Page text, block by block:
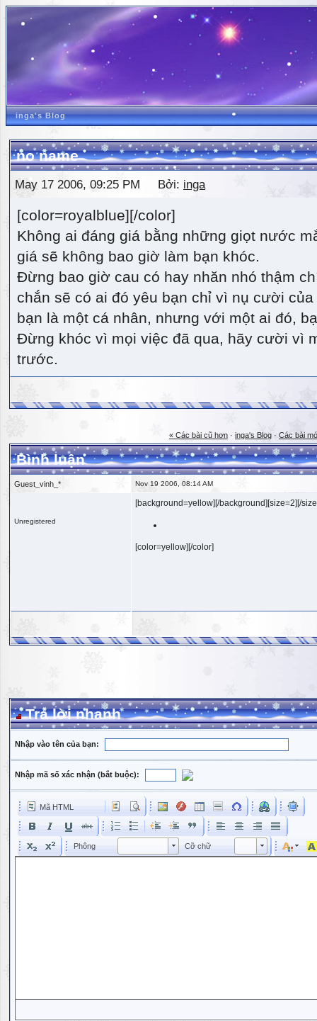
inga's Blog
no name
May 17 2006, 09:25 PM Bởi: inga
[color=royalblue][/color]
Không ai đáng giá bằng những giọt nước
giá sẽ không bao giờ làm bạn khóc.
Đừng bao giờ cau có hay nhăn nhó thậm
chắn sẽ có ai đó yêu bạn chỉ vì nụ cười
bạn là một cá nhân, nhưng với một ai đó,
Đừng khóc vì mọi việc đã qua, hãy cười vì
trước.
« Các bài cũ hơn · inga's Blog · Các bài
Bình luận
Guest_vinh_* Nov 19 2006, 08:14 AM
Unregistered
[background=yellow][/background][size=2][/
[color=yellow][/color]
Trả lời nhanh
Nhập vào tên của bạn:
Nhập mã số xác nhận (bắt buộc):
Mã HTML
Phông Phông Cỡ chữ Kích cỡ phông